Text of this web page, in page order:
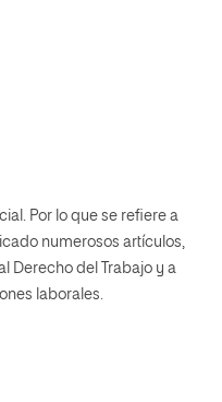
Por lo que se refiere a
numerosos artículos,
Derecho del Trabajo y a
laborales.